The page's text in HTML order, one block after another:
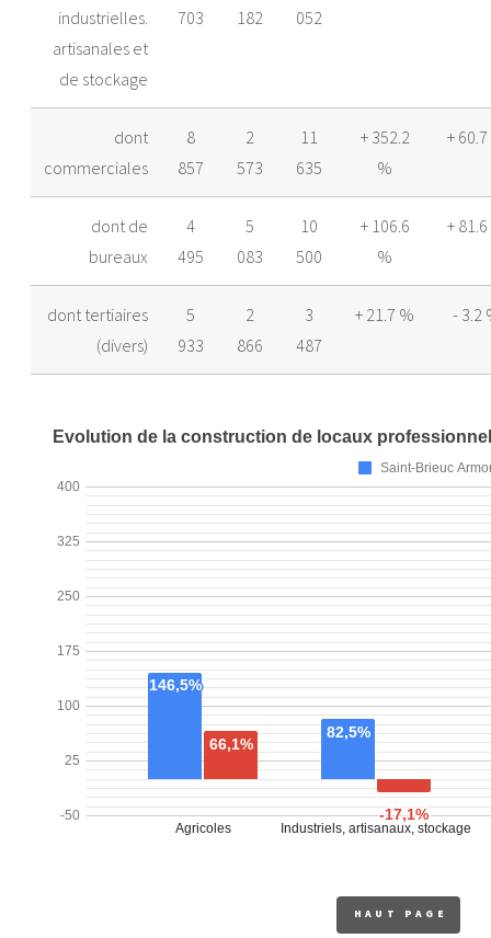
Saint-Bihy
Saint-Brandan
Saint-Quay-
Portrieux
22325 59
Trégueux 22360 139
Trémuson 22372 30
Tréveneuc 22377 11
Le Vieux-Bourg 22386 6
Yffiniac 22389 73
industrielles.
artisanales et
de stockage
703
182
052
dont
commerciales
8
857
2
573
11
635
+ 352.2
%
+
dont de
bureaux
4
495
5
083
10
500
+ 106.6
%
+
dont tertiaires
(divers)
5
933
2
866
3
487
+ 21.7 % - 3.2
HAUT PAGE